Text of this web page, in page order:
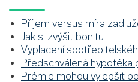
Příjem versus míra
Jak si zvýšit bonitu
Vyplacení
Předschválená hypotéka
Prémie mohou vylepšit